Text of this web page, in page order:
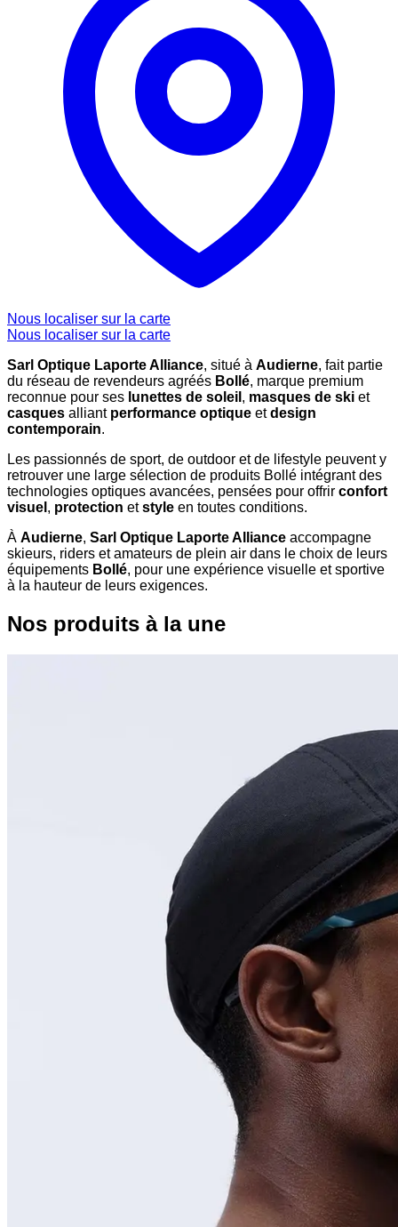
Nous localiser sur la carte
Nous localiser sur la carte
Sarl Optique Laporte Alliance, situé à Audierne, fait partie
du réseau de revendeurs agréés Bollé, marque premium
reconnue pour ses lunettes de soleil , masques de ski et
casques alliant performance optique etdesign
contemporain.
Les passionnés de sport, de outdoor et de lifestyle peuvent y
retrouver une large sélection de produits Bollé intégrant des
technologies optiques avancées, pensées pour offrir confort
visuel , protection etstyle en toutes conditions.
À Audierne, Sarl Optique Laporte Alliance accompagne
skieurs, riders et amateurs de plein air dans le choix de leurs
équipements Bollé, pour une expérience visuelle et sportive
à la hauteur de leurs exigences.
Nos produits à la une